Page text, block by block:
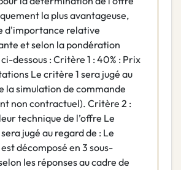
la plus avantageuse,
d'importance relative
et selon la pondération
dessous : Critère 1 : 40% : Prix
Le critère 1 sera jugé au
la simulation de commande
non contractuel). Critère 2 :
technique de l’offre Le
jugé au regard de : Le
décomposé en 3 sous-
les réponses au cadre de